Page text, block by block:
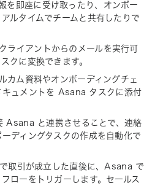
を即座に受け取ったり、オンボー
ルタイムでチームと共有したりで
ライアントからのメールを実行可
クに変換できます。
カム資料やオンボーディングチェ
キュメントを Asana タスクに添付
Asana と連携させることで、連絡
ディングタスクの作成を自動化で
取引が成立した直後に、Asana で
ローをトリガーします。セールス